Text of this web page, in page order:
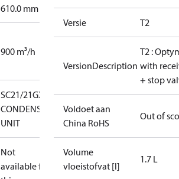
610.0 mm
900 m³/h
SC21/21GXT2
CONDENS.
UNIT
Not
available for
Versie T2
VersionDescription
T2 :
with
+ stop
Voldoet aan
China RoHS
Out of
Volume
vloeistofvat [l]
1.7 L